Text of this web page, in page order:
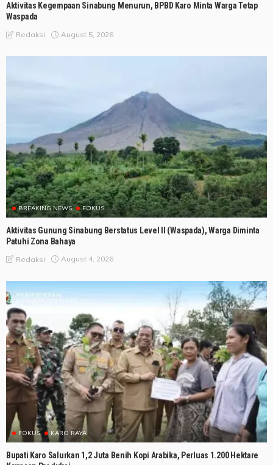
Aktivitas Kegempaan Sinabung Menurun, BPBD Karo Minta Warga Tetap
Waspada
Redaksi August 5, 2026
BREAKING NEWS FOKUS
Aktivitas Gunung Sinabung Berstatus Level II (Waspada), Warga Diminta
Patuhi Zona Bahaya
Redaksi August 4, 2026
FOKUS KARO RAYA
Bupati Karo Salurkan 1,2 Juta Benih Kopi Arabika, Perluas 1.200 Hektare